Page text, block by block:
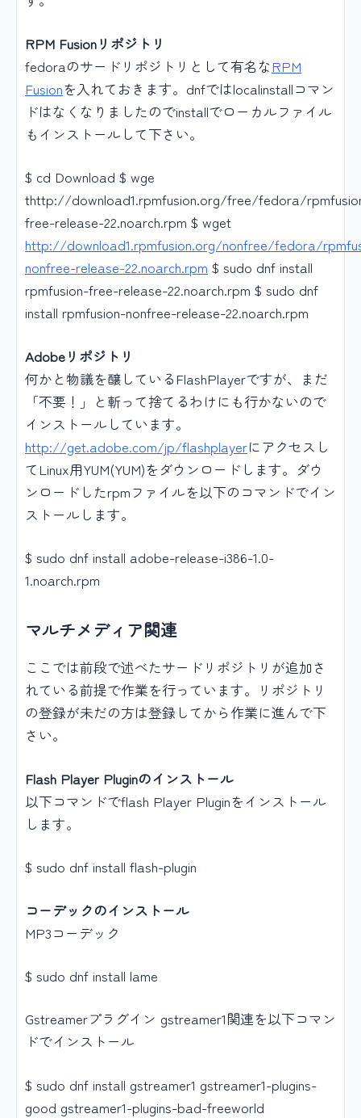
RPM Fusionリポジトリ
fedoraのサードリポジトリとして有名なRPM
Fusionを入れておきます。dnfではlocalinstallコマン
ドはなくなりましたのでinstallでローカルファイル
もインストールして下さい。
$ cd Download $ wge
thttp://download1.rpmfusion.org/free/fedora/
free-release-22.noarch.rpm $ wget
http://download1.rpmfusion.org/nonfree/fedora/
nonfree-release-22.noarch.rpm $ sudo dnf install
rpmfusion-free-release-22.noarch.rpm $ sudo dnf
install rpmfusion-nonfree-release-22.noarch.rpm
Adobeリポジトリ
何かと物議を醸しているFlashPlayerですが、まだ
「不要！」と斬って捨てるわけにも行かないので
インストールしています。
http://get.adobe.com/jp/flashplayerにアクセスし
てLinux用YUM(YUM)をダウンロードします。ダウ
ンロードしたrpmファイルを以下のコマンドでイン
ストールします。
$ sudo dnf install adobe-release-i386-1.0-
1.noarch.rpm
マルチメディア関連
ここでは前段で述べたサードリポジトリが追加さ
れている前提で作業を行っています。リポジトリ
の登録が未だの方は登録してから作業に進んで下
さい。
Flash Player Pluginのインストール
以下コマンドでflash Player Pluginをインストール
します。
$ sudo dnf install flash-plugin
コーデックのインストール
MP3コーデック
$ sudo dnf install lame
Gstreamerプラグイン gstreamer1関連を以下コマン
ドでインストール
$ sudo dnf install gstreamer1 gstreamer1-plugins-
good gstreamer1-plugins-bad-freeworld